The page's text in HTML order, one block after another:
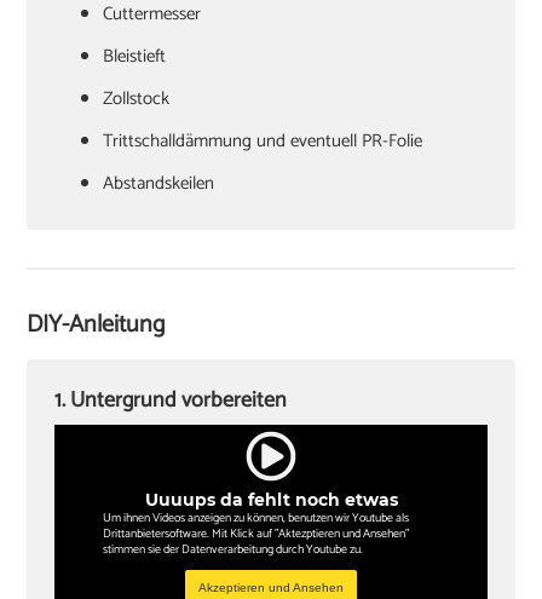
Cuttermesser
Bleistieft
Zollstock
Trittschalldämmung und eventuell PR-Folie
Abstandskeilen
Winkel
Stichsäge und Kappsäge
DIY-Anleitung
Uuuups da fehlt noch etwas
Um ihnen Videos anzeigen zu können, benutzen wir Youtube als
Drittanbietersoftware. Mit Klick auf "Aktezptieren und Ansehen"
stimmen sie der Datenverarbeitung durch Youtube zu.
Akzeptieren und Ansehen
1. Untergrund vorbereiten